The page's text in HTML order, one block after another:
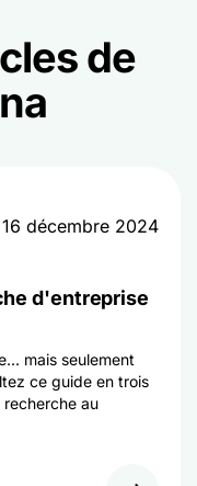
de
16 décembre 2024
d'entreprise
mais seulement
ce guide en trois
au